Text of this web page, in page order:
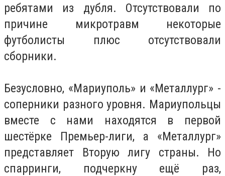
ребятами из дубля. Отсутствовали по
причине микротравм некоторые
футболисты плюс отсутствовали
сборники.
Безусловно, «Мариуполь» и «Металлург» -
соперники разного уровня. Мариупольцы
вместе с нами находятся в первой
шестёрке Премьер-лиги, а «Металлург»
представляет Вторую лигу страны. Но
спарринги, подчеркну ещё раз,